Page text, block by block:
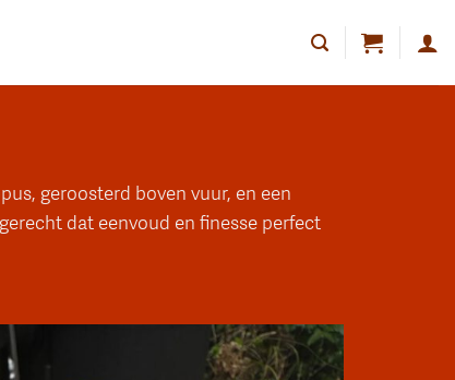
geroosterd boven vuur, en een
dat eenvoud en finesse perfect